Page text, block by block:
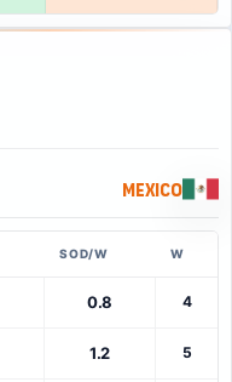
Mexico
SOD/W W
0.8 4
1.2 5